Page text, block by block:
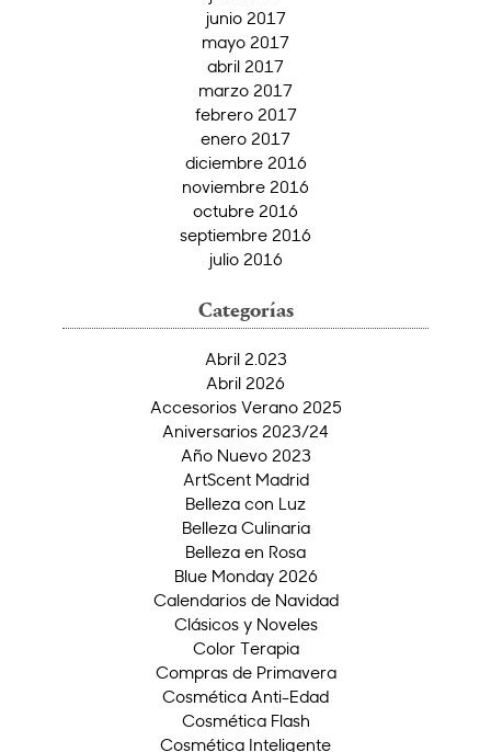
junio 2017
mayo 2017
abril 2017
marzo 2017
febrero 2017
enero 2017
diciembre 2016
noviembre 2016
octubre 2016
septiembre 2016
julio 2016
Categorías
Abril 2.023
Abril 2026
Accesorios Verano 2025
Aniversarios 2023/24
Año Nuevo 2023
ArtScent Madrid
Belleza con Luz
Belleza Culinaria
Belleza en Rosa
Blue Monday 2026
Calendarios de Navidad
Clásicos y Noveles
Color Terapia
Compras de Primavera
Cosmética Anti-Edad
Cosmética Flash
Cosmética Inteligente